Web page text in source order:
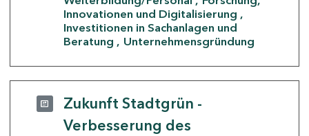
Innovationen und Digitalisierung
Investitionen in Sachanlagen und
Beratung
Unternehmensgründung
Zukunft Stadtgrün -
Verbesserung des